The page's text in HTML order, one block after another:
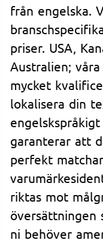
från engelska.
priser. USA,
Australien;
mycket
lokalisera din
garanterar att
perfekt
riktas mot
översättningen
ni behöver